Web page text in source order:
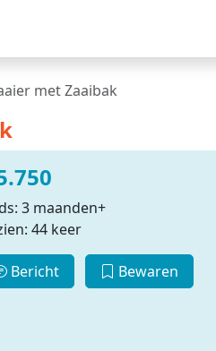
met Zaaibak
3 maanden+
44 keer
Bericht Bewaren